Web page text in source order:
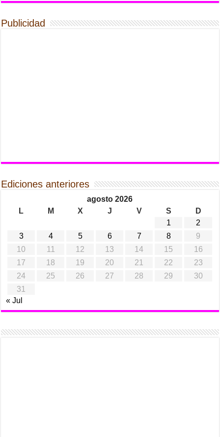
Publicidad
Ediciones anteriores
agosto 2026
L
M X J V S
D
1
2
3
4 5 6 7 8
9
10
11 12 13 14 15
16
17
18 19 20 21 22
23
24
25 26 27 28 29
30
31
« Jul